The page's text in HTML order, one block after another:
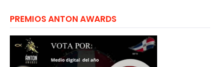
PREMIOS ANTON AWARDS